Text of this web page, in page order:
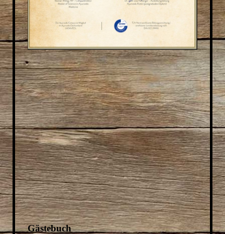
Gästebuch